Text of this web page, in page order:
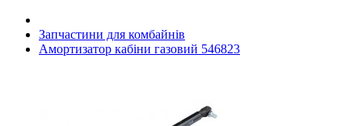
Запчастини для комбайнів
Амортизатор кабіни газовий 546823